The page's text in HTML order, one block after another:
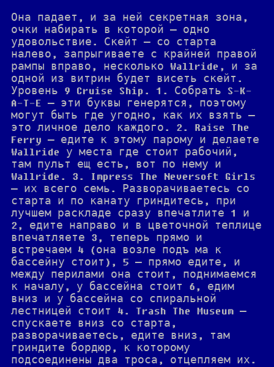
Она падает, и за ней секретная зона,
очки набирать в которой — одно
удовольствие. Скейт — со старта
налево, запрыгиваете с крайней правой
рампы вправо, несколько Wallride, и за
одной из витрин будет висеть скейт.
Уровень 9 Cruise Ship. 1. Собрать S-K-
A-T-E — эти буквы генерятся, поэтому
могут быть где угодно, как их взять —
это личное дело каждого. 2. Raise The
Ferry — едите к этому парому и делаете
Wallride у места где стоит рабочий,
там пульт ещ есть, вот по нему и
Wallride. 3. Impress The Neversoft Girls
— их всего семь. Разворачиваетесь со
старта и по канату гриндитесь, при
лучшем раскладе сразу впечатлите 1 и
2, едите направо и в цветочной теплице
впечатляете 3, теперь прямо и
встречаем 4 (она возле подъ ма к
бассейну стоит), 5 — прямо едите, и
между перилами она стоит, поднимаемся
к началу, у бассейна стоит 6, едим
вниз и у бассейна со спиральной
лестницей стоит 4. Trash The Museum —
спускаете вниз со старта,
разворачиваетесь, едите вниз, там
гриндите бордюр, к которому
подсоединены два троса, отцепляем их.